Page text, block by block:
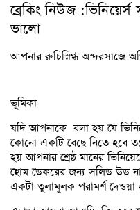
ব্রেকিং নিউজ
ভালো
আপনার রুচিস্নিগ্ধ অন্দরসাজে
ভূমিকা
যদি আপনাকে বলা হয় যে
কোনো একটি বেছে নিতে হবে
হয় আপনার শ্রেষ্ঠ মানের
হোম ডেকরের জন্য সলিড উড
একটা তুলামূলক পরামর্শ দেওয়া